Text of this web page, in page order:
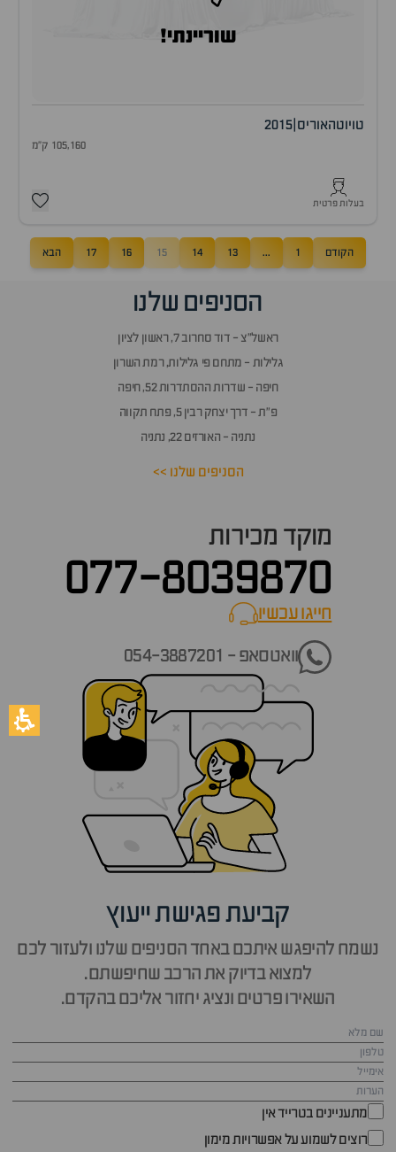
שוריינתי!
טויוטהאוריס 2015
105,160 ק"מ
בעלות פרטית
הקודם 1
...
13
14
15
16
17 הבא
הסניפים שלנו
ראשל״צ - דוד סחרוב 7, ראשון לציון
גלילות - מתחם פי גלילות, רמת השרון
חיפה - שדרות ההסתדרות 52, חיפה
פ״ת - דרך יצחק רבין 5, פתח תקווה
נתניה - האורזים 22, נתניה
הסניפים שלנו >>
מוקד מכירות
077-8039870
חייגו עכשיוcall now
וואטסאפ - 054-3887201
קביעת פגישת ייעוץ
נשמח להיפגש איתכם באחד הסניפים שלנו ולעזור לכם
למצוא בדיוק את הרכב שחיפשתם.
השאירו פרטים ונציג יחזור אליכם בהקדם.
מתעניינים בטרייד אין
רוצים לשמוע על אפשרויות מימון